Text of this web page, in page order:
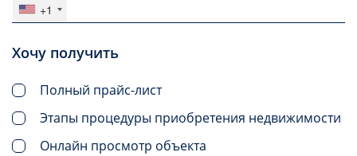
+1
Хочу получить
Полный прайс-лист
Этапы процедуры приобретения недвижимости
Онлайн просмотр объекта